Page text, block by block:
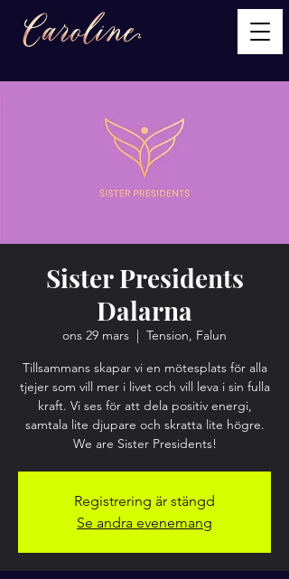
Sister Presidents
Dalarna
ons 29 mars
  |
Tension, Falun
Tillsammans skapar vi en mötesplats för alla
tjejer som vill mer i livet och vill leva i sin fulla
kraft. Vi ses för att dela positiv energi,
samtala lite djupare och skratta lite högre.
We are Sister Presidents!
Registrering är stängd
Se andra evenemang